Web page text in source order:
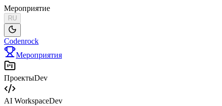
Мероприятие
RU
Codenrock
Мероприятия
ПроектыDev
AI WorkspaceDev